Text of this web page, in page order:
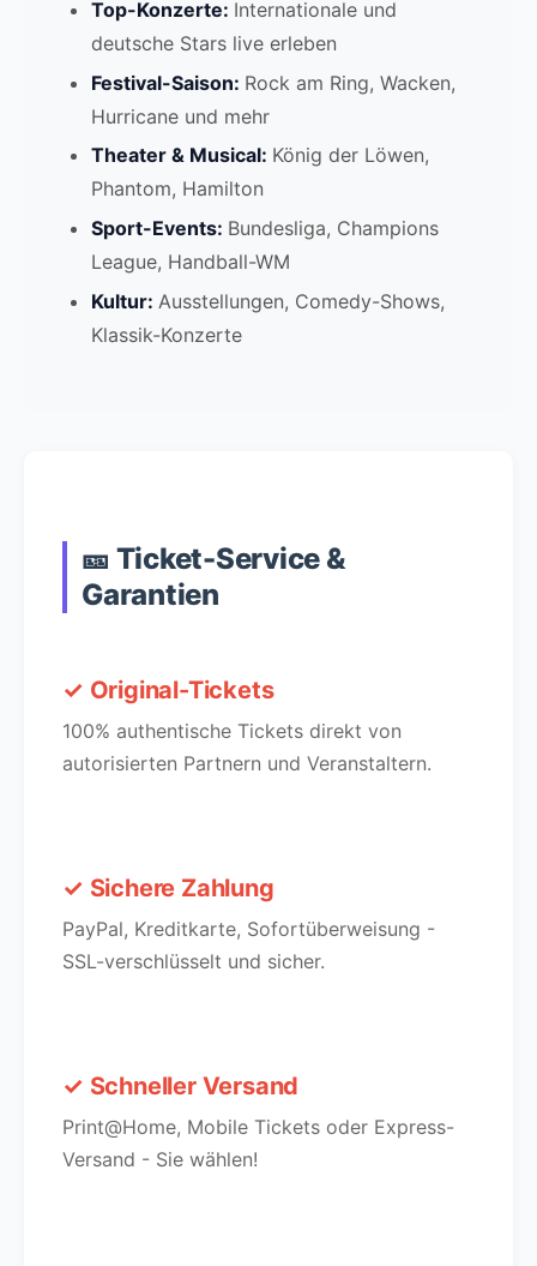
Top-Konzerte: Internationale und
deutsche Stars live erleben
Festival-Saison: Rock am Ring, Wacken,
Hurricane und mehr
Theater & Musical: König der Löwen,
Phantom, Hamilton
Sport-Events: Bundesliga, Champions
League, Handball-WM
Kultur: Ausstellungen, Comedy-Shows,
Klassik-Konzerte
🎫 Ticket-Service &
Garantien
✓ Original-Tickets
100% authentische Tickets direkt von
autorisierten Partnern und Veranstaltern.
✓ Sichere Zahlung
PayPal, Kreditkarte, Sofortüberweisung -
SSL-verschlüsselt und sicher.
✓ Schneller Versand
Print@Home, Mobile Tickets oder Express-
Versand - Sie wählen!